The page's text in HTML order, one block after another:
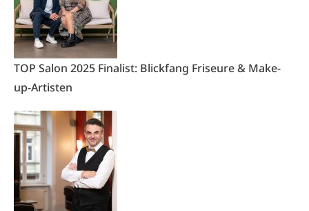
TOP Salon 2025 Finalist: Blickfang Friseure & Make-
up-Artisten